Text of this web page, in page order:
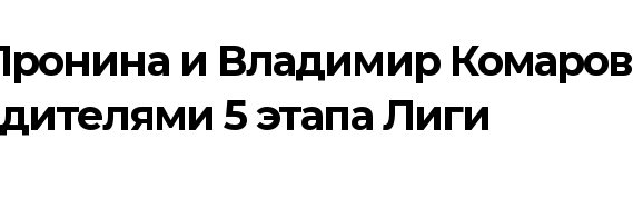
и Владимир Комаров
5 этапа Лиги